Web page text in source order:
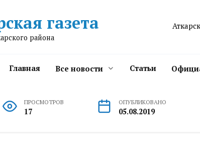
газета
района
Аткарск
Главная Все новости Статьи
ПРОСМОТРОВ
17
ОПУБЛИКОВАНО
05.08.2019